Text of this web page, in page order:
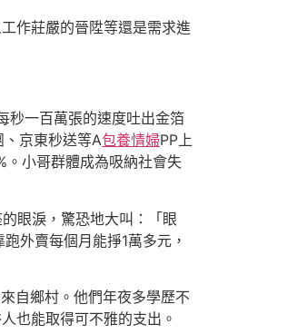
作莊嚴的晉陞等還是需求進
秒一百萬張的速度吐出金箔
京東秒送等A包養情婦PP上
小哥群體成為吸納社會失
眼淚，驚恐地大叫：「眼
外賣每個月能掙1萬多元，
自鄉村。他們年夜多學歷不
也能取得可不雅的支出。